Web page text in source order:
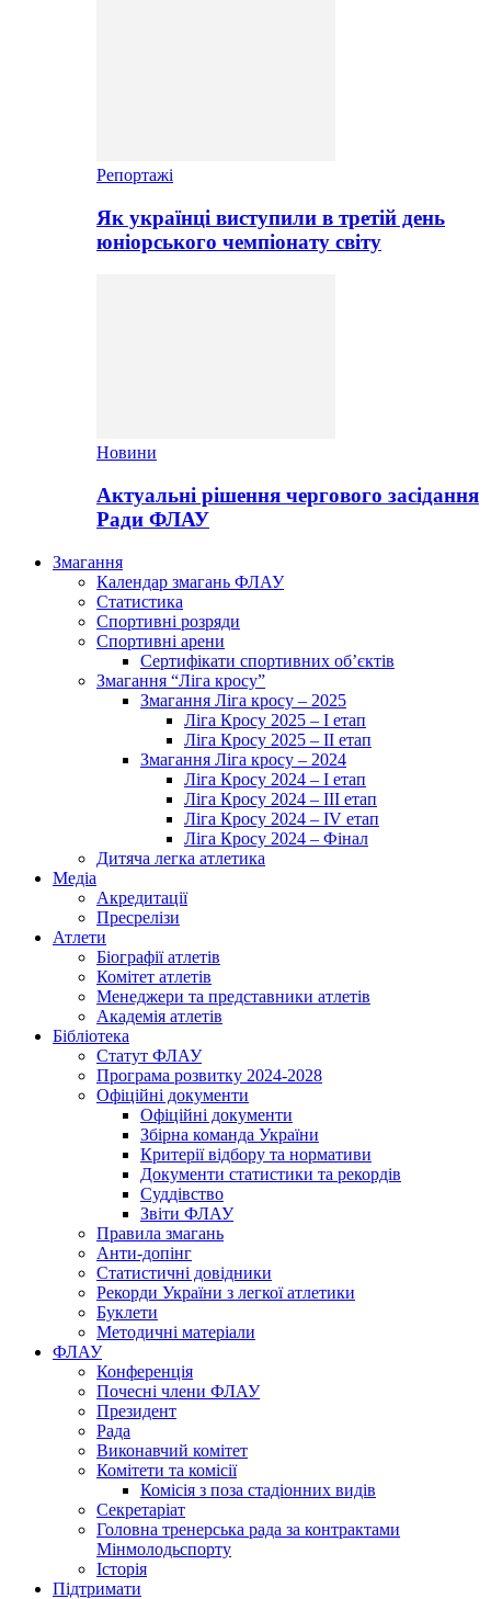
Репортажі
Як українці виступили в третій день
юніорського чемпіонату світу
Новини
Актуальні рішення чергового засідання
Ради ФЛАУ
Змагання
Календар змагань ФЛАУ
Статистика
Спортивні розряди
Спортивні арени
Сертифікати спортивних об’єктів
Змагання “Ліга кросу”
Змагання Ліга кросу – 2025
Ліга Кросу 2025 – I етап
Ліга Кросу 2025 – II етап
Змагання Ліга кросу – 2024
Ліга Кросу 2024 – I етап
Ліга Кросу 2024 – III етап
Ліга Кросу 2024 – IV етап
Ліга Кросу 2024 – Фінал
Дитяча легка атлетика
Медіа
Акредитації
Пресрелізи
Атлети
Біографії атлетів
Комітет атлетів
Менеджери та представники атлетів
Академія атлетів
Бібліотека
Статут ФЛАУ
Програма розвитку 2024-2028
Офіційні документи
Офіційні документи
Збірна команда України
Критерії відбору та нормативи
Документи статистики та рекордів
Суддівство
Звіти ФЛАУ
Правила змагань
Анти-допінг
Статистичні довідники
Рекорди України з легкої атлетики
Буклети
Методичні матеріали
ФЛАУ
Конференція
Почесні члени ФЛАУ
Президент
Рада
Виконавчий комітет
Комітети та комісії
Комісія з поза стадіонних видів
Секретаріат
Головна тренерська рада за контрактами
Мінмолодьспорту
Історія
Підтримати